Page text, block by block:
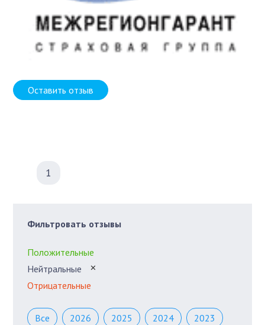
Оставить отзыв
1
Фильтровать отзывы
Положительные
Нейтральные
✕
Отрицательные
Все 2026 2025 2024 2023